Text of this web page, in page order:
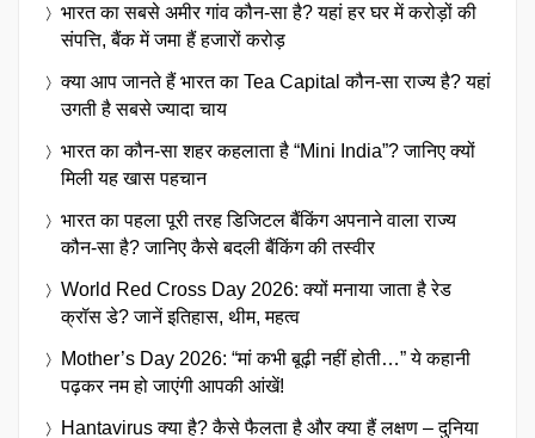
भारत का सबसे अमीर गांव कौन-सा है? यहां हर घर में करोड़ों की
संपत्ति, बैंक में जमा हैं हजारों करोड़
क्या आप जानते हैं भारत का Tea Capital कौन-सा राज्य है? यहां
उगती है सबसे ज्यादा चाय
भारत का कौन-सा शहर कहलाता है “Mini India”? जानिए क्यों
मिली यह खास पहचान
भारत का पहला पूरी तरह डिजिटल बैंकिंग अपनाने वाला राज्य
कौन-सा है? जानिए कैसे बदली बैंकिंग की तस्वीर
World Red Cross Day 2026: क्यों मनाया जाता है रेड
क्रॉस डे? जानें इतिहास, थीम, महत्व
Mother’s Day 2026: “मां कभी बूढ़ी नहीं होती…” ये कहानी
पढ़कर नम हो जाएंगी आपकी आंखें!
Hantavirus क्या है? कैसे फैलता है और क्या हैं लक्षण – दुनिया